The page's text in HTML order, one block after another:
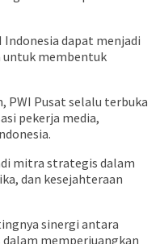
Indonesia dapat menjadi
untuk membentuk
PWI Pusat selalu terbuka
pekerja media,
mitra strategis dalam
dan kesejahteraan
sinergi antara
dalam memperjuangkan